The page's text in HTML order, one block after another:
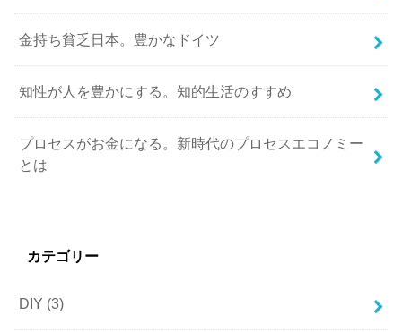
金持ち貧乏日本。豊かなドイツ
知性が人を豊かにする。知的生活のすすめ
プロセスがお金になる。新時代のプロセスエコノミー
とは
カテゴリー
DIY (3)